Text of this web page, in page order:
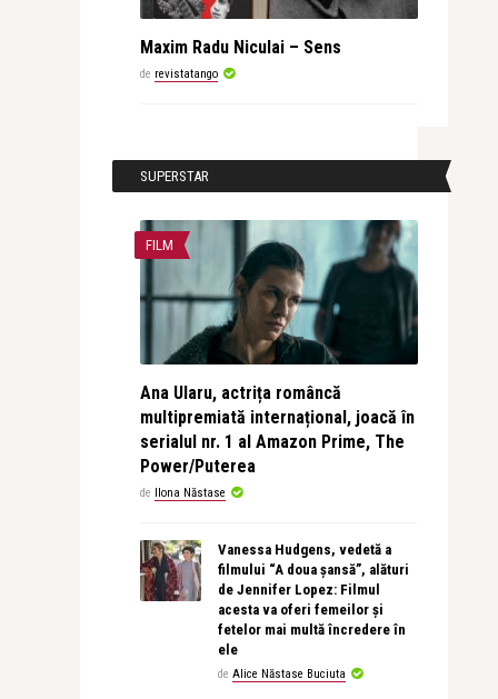
Maxim Radu Niculai – Sens
de revistatango
SUPERSTAR
FILM
Ana Ularu, actrița româncă
multipremiată internațional, joacă în
serialul nr. 1 al Amazon Prime, The
Power/Puterea
de Ilona Năstase
Vanessa Hudgens, vedetă a
filmului “A doua șansă”, alături
de Jennifer Lopez: Filmul
acesta va oferi femeilor și
fetelor mai multă încredere în
ele
de Alice Năstase Buciuta